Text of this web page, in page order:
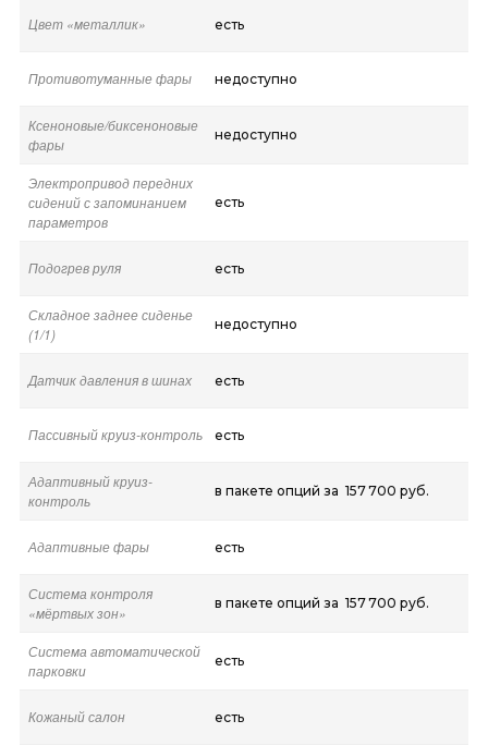
Цвет «металлик» есть
Противотуманные фары недоступно
Ксеноновые/биксеноновые
фары
недоступно
Электропривод передних
сидений с запоминанием
параметров
есть
Подогрев руля есть
Складное заднее сиденье
(1/1)
недоступно
Датчик давления в шинах есть
Пассивный круиз-контроль есть
Адаптивный круиз-
контроль
в пакете опций за 157 700 руб.
Адаптивные фары есть
Система контроля
«мёртвых зон»
в пакете опций за 157 700 руб.
Система автоматической
парковки
есть
Кожаный салон есть